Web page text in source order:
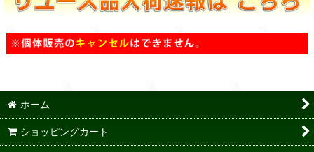
ホーム
ショッピングカート